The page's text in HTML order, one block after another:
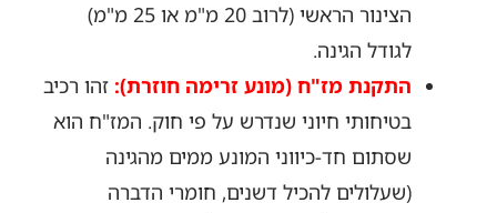
הצינור הראשי (לרוב 20 מ"מ או 25 מ"מ)
לגודל הגינה.
התקנת מז"ח (מונע זרימה חוזרת): זהו רכיב
בטיחותי חיוני שנדרש על פי חוק. המז"ח הוא
שסתום חד-כיווני המונע ממים מהגינה
(שעלולים להכיל דשנים, חומרי הדברה